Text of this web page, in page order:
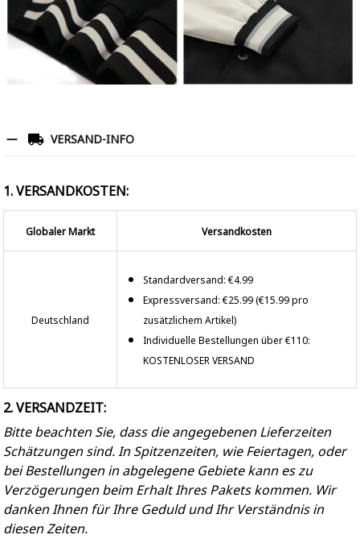
VERSAND-INFO
1. VERSANDKOSTEN:
Globaler Markt Versandkosten
Deutschland
Standardversand: €4.99
Expressversand: €25.99 (€15.99 pro
zusätzlichem Artikel)
Individuelle Bestellungen über €110:
KOSTENLOSER VERSAND
2. VERSANDZEIT:
Bitte beachten Sie, dass die angegebenen Lieferzeiten
Schätzungen sind. In Spitzenzeiten, wie Feiertagen, oder
bei Bestellungen in abgelegene Gebiete kann es zu
Verzögerungen beim Erhalt Ihres Pakets kommen. Wir
danken Ihnen für Ihre Geduld und Ihr Verständnis in
diesen Zeiten.